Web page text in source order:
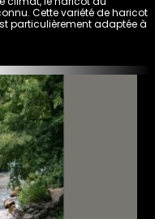
Cette variété de haricot
particulièrement adaptée à